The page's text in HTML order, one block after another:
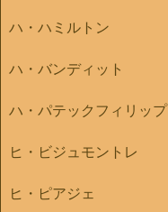
ハ・ハミルトン
ハ・バンディット
ハ・パテックフィリップ
ヒ・ビジュモントレ
ヒ・ピアジェ